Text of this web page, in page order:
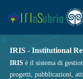
IRIS - Institutional
IRIS è il sistema di
progetti, pubblicazioni,